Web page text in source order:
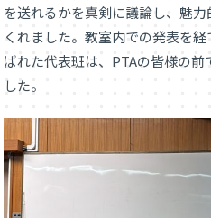
を送れるかを真剣に議論し、魅
くれました。教室内での発表を
ばれた代表班は、PTAの皆様の
した。